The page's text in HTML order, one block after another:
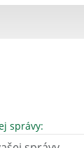
správy: